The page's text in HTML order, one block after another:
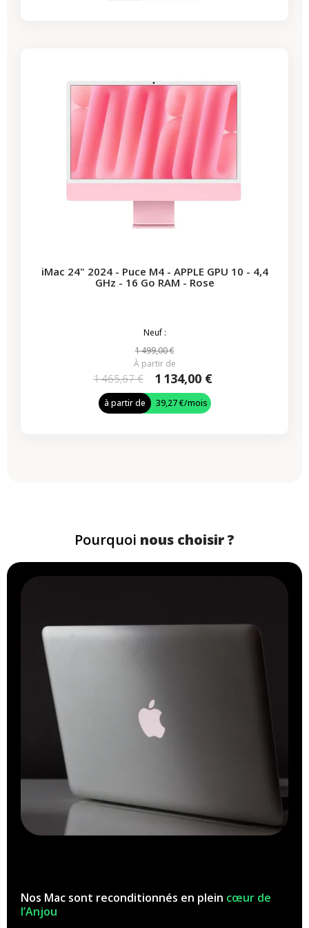
iMac 24" 2024 - Puce M4 - APPLE GPU 10 - 4,4
GHz - 16 Go RAM - Rose
Neuf :
1 499,00 €
À partir de
1 465,67 € 1 134,00 €
à partir de 39,27 €/mois
Pourquoi nous choisir ?
Nos Mac sont reconditionnés en plein cœur de
l’Anjou